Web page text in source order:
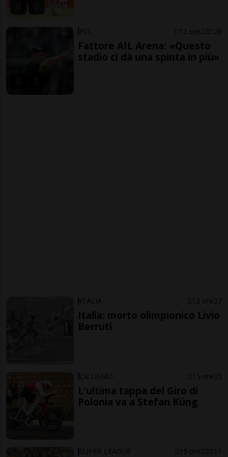
FCL 12 ore 3 26
Fattore AIL Arena: «Questo
stadio ci dà una spinta in più»
ITALIA 13 ore 7
Italia: morto olimpionico Livio
Berruti
CICLISMO 15 ore 3
L'ultima tappa del Giro di
Polonia va a Stefan Küng
SUPER LEAGUE 15 ore 2 11